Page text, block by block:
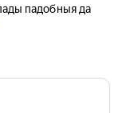
падобныя да